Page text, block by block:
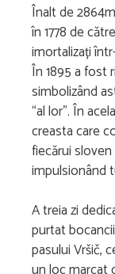
Înalt de
în 1778 de
imortalizați
În 1895 a fost
simbolizând
“al lor”. În
creasta care
fiecărui
impulsionând
A treia zi
purtat
pasului Vršič,